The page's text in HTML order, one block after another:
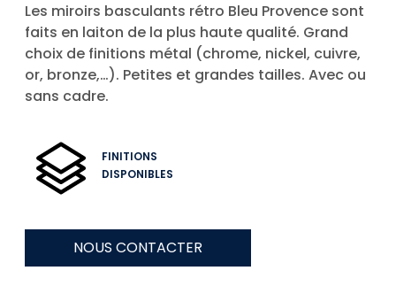
Les miroirs basculants rétro Bleu Provence sont
faits en laiton de la plus haute qualité. Grand
choix de finitions métal (chrome, nickel, cuivre,
or, bronze,…). Petites et grandes tailles. Avec ou
sans cadre.
FINITIONS
DISPONIBLES
NOUS CONTACTER